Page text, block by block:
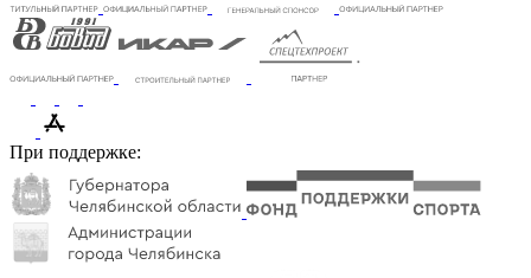
При поддержке: